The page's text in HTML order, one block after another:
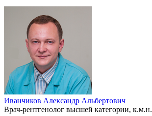
Иванчиков Александр Альбертович
Врач-рентгенолог высшей категории, к.м.н.